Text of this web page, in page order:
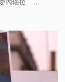
將以「逃